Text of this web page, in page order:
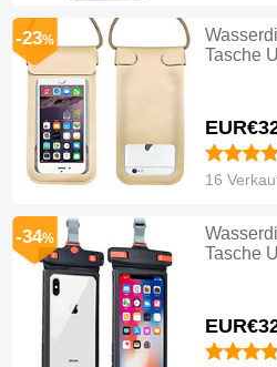
Tasche
-23%
16
Tasche
-34%